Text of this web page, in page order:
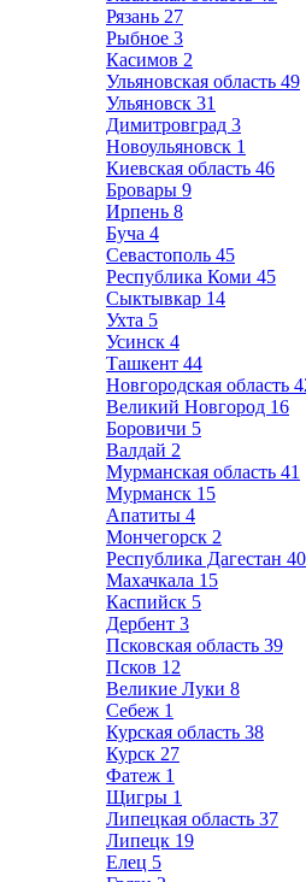
Рязань 27
Рыбное 3
Касимов 2
Ульяновская область 49
Ульяновск 31
Димитровград 3
Новоульяновск 1
Киевская область 46
Бровары 9
Ирпень 8
Буча 4
Севастополь 45
Республика Коми 45
Сыктывкар 14
Ухта 5
Усинск 4
Ташкент 44
Новгородская область
Великий Новгород 16
Боровичи 5
Валдай 2
Мурманская область 41
Мурманск 15
Апатиты 4
Мончегорск 2
Республика Дагестан 40
Махачкала 15
Каспийск 5
Дербент 3
Псковская область 39
Псков 12
Великие Луки 8
Себеж 1
Курская область 38
Курск 27
Фатеж 1
Щигры 1
Липецкая область 37
Липецк 19
Елец 5